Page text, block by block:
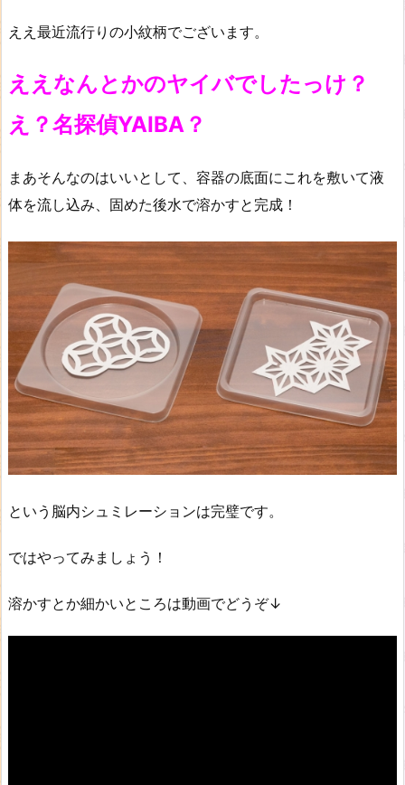
ええ最近流行りの小紋柄でございます。
ええなんとかのヤイバでしたっけ？
え？名探偵YAIBA？
まあそんなのはいいとして、容器の底面にこれを敷いて液
体を流し込み、固めた後水で溶かすと完成！
という脳内シュミレーションは完璧です。
ではやってみましょう！
溶かすとか細かいところは動画でどうぞ↓